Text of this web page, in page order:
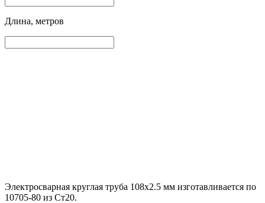
Длина, метров
Электросварная круглая труба 108х2.5 мм изготавливается по
10705-80 из Ст20.